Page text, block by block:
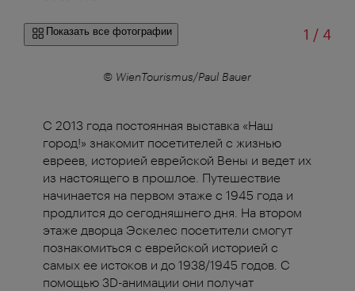
Показать все фотографии 1 /из
4
© WienTourismus/Paul Bauer
С 2013 года постоянная выставка «Наш
город!» знакомит посетителей c жизнью
евреев, историей еврейской Вены и ведет их
из настоящего в прошлое. Путешествие
начинается на первом этаже с 1945 года и
продлится до сегодняшнего дня. На втором
этаже дворца Эскелес посетители смогут
познакомиться с еврейской историей с
самых ее истоков и до 1938/1945 годов. С
помощью 3D-анимации они получат